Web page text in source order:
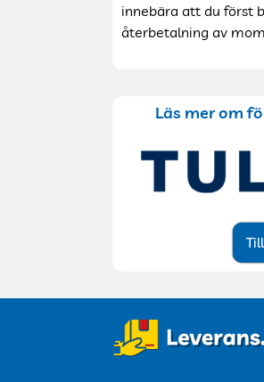
innebära att du först
återbetalning av
Läs mer om